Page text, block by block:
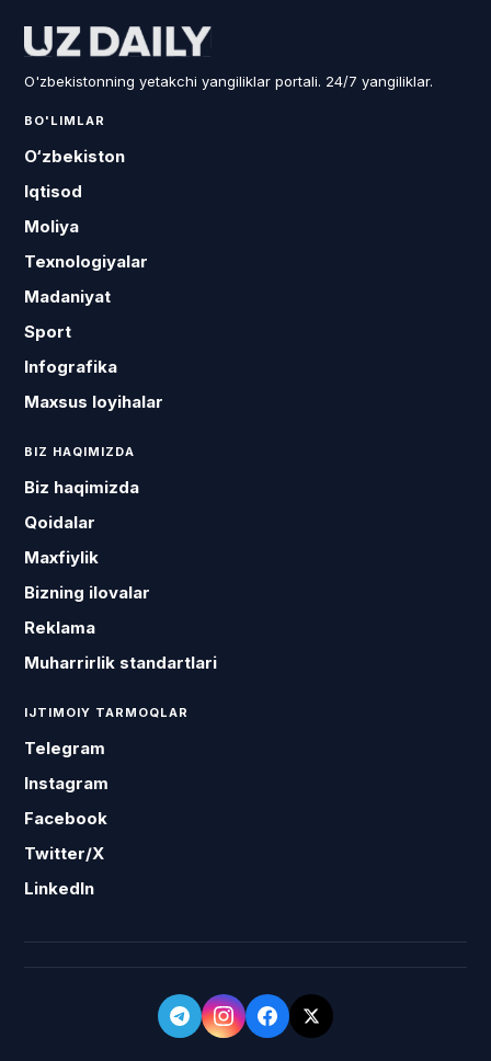
O'zbekistonning yetakchi yangiliklar portali. 24/7 yangiliklar.
BO'LIMLAR
O‘zbekiston
Iqtisod
Moliya
Texnologiyalar
Madaniyat
Sport
Infografika
Maxsus loyihalar
BIZ HAQIMIZDA
Biz haqimizda
Qoidalar
Maxfiylik
Bizning ilovalar
Reklama
Muharrirlik standartlari
IJTIMOIY TARMOQLAR
Telegram
Instagram
Facebook
Twitter/X
LinkedIn